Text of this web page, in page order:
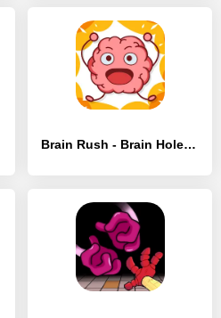
Brain Rush - Brain Hole Bang - [MOD Бесконечные деньги]